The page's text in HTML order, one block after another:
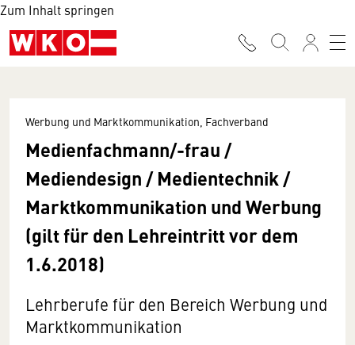
Zum Inhalt springen
Werbung und Marktkommunikation, Fachverband
Medienfachmann/-frau /
Mediendesign / Medientechnik /
Marktkommunikation und Werbung
(gilt für den Lehreintritt vor dem
1.6.2018)
Lehrberufe für den Bereich Werbung und
Marktkommunikation